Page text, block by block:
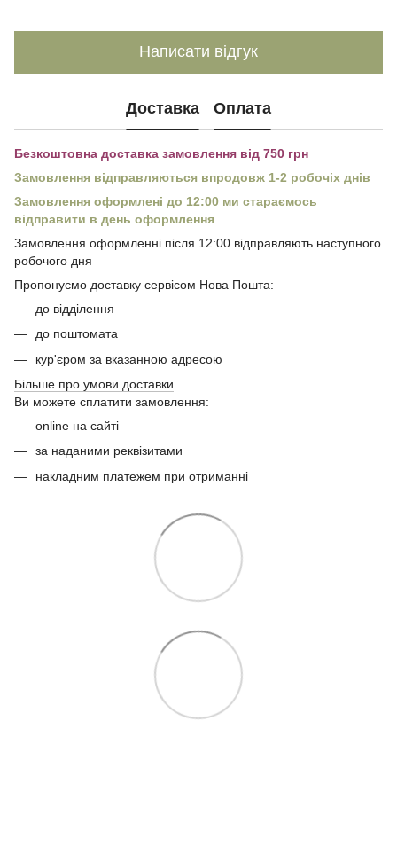
Написати відгук
Доставка Оплата
Безкоштовна доставка замовлення від 750 грн
Замовлення відправляються впродовж 1-2 робочіх днів
Замовлення оформлені до 12:00 ми стараємось
відправити в день оформлення
Замовлення оформленні після 12:00 відправляють наступного
робочого дня
Пропонуємо доставку сервісом Нова Пошта:
до відділення
до поштомата
кур'єром за вказанною адресою
Більше про умови доставки
Ви можете сплатити замовлення:
online на сайті
за наданими реквізитами
накладним платежем при отриманні